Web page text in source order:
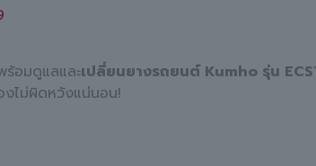
ร้อมดูแลและเปลี่ยนยางรถยนต์ Kumho รุ่น
ไม่ผิดหวังแน่นอน!